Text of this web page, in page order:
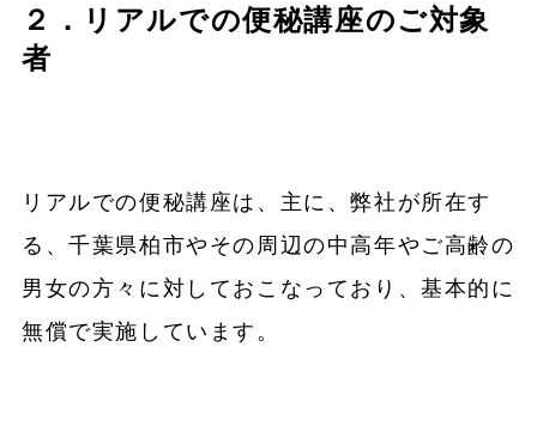
２．リアルでの便秘講座のご対象
者
リアルでの便秘講座は、主に、弊社が所在す
る、千葉県柏市やその周辺の中高年やご高齢の
男女の方々に対しておこなっており、基本的に
無償で実施しています。